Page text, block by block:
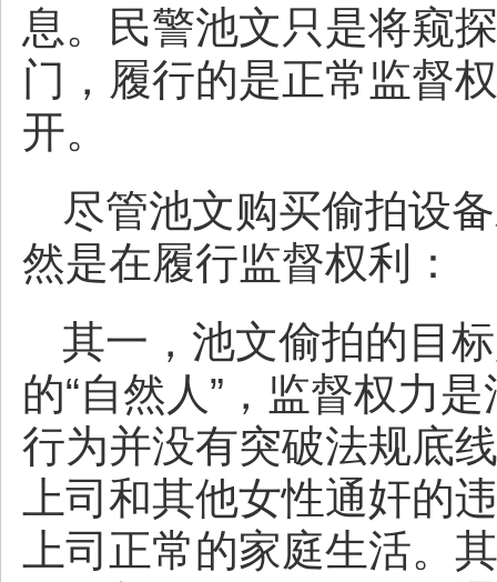
息。民警池文只是将窥
门，履行的是正常监督
开。
尽管池文购买偷拍设
然是在履行监督权利：
其一，池文偷拍的目
的“自然人”，监督权力
行为并没有突破法规底
上司和其他女性通奸的
上司正常的家庭生活。